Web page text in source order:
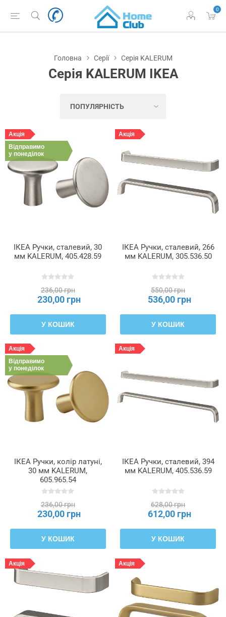
0
Головна Серії Серія KALERUM
Серія KALERUM IKEA
Акція
Відправимо
у понеділок
ІКЕА Ручки, сталевий, 30
мм KALERUM, 405.428.59
236,00 грн
230,00 грн
У КОШИК
Акція
ІКЕА Ручки, сталевий, 266
мм KALERUM, 305.536.50
550,00 грн
536,00 грн
У КОШИК
Акція
Відправимо
у понеділок
ІКЕА Ручки, колір латуні,
30 мм KALERUM,
605.965.54
236,00 грн
230,00 грн
У КОШИК
Акція
ІКЕА Ручки, сталевий, 394
мм KALERUM, 405.536.59
628,00 грн
612,00 грн
У КОШИК
Акція Акція